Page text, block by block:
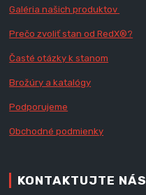
Galéria našich produktov
Prečo zvoliť stan od RedX®?
Časté otázky k stanom
Brožúry a katalógy
Podporujeme
Obchodné podmienky
KONTAKTUJTE NÁS